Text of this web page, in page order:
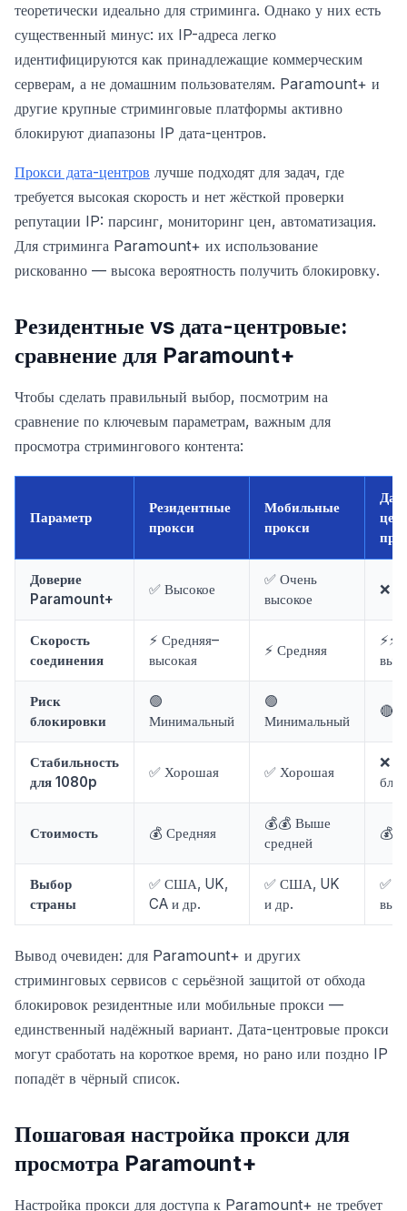
теоретически идеально для стриминга. Однако у них есть
существенный минус: их IP-адреса легко
идентифицируются как принадлежащие коммерческим
серверам, а не домашним пользователям. Paramount+ и
другие крупные стриминговые платформы активно
блокируют диапазоны IP дата-центров.
Прокси дата-центров лучше подходят для задач, где
требуется высокая скорость и нет жёсткой проверки
репутации IP: парсинг, мониторинг цен, автоматизация.
Для стриминга Paramount+ их использование
рискованно — высока вероятность получить блокировку.
Резидентные vs дата-центровые:
сравнение для Paramount+
Чтобы сделать правильный выбор, посмотрим на
сравнение по ключевым параметрам, важным для
просмотра стримингового контента:
Параметр
Резидентные
прокси
Мобильные
прокси
Доверие
Paramount+
✅ Высокое
✅ Очень
высокое
❌
Скорость
соединения
⚡ Средняя–
высокая
⚡ Средняя
⚡⚡
Риск
блокировки
🟢
Минимальный
🟢
Минимальный
🔴
Стабильность
для 1080p
✅ Хорошая ✅ Хорошая
❌
Стоимость 💰 Средняя
💰💰 Выше
средней
💰
Выбор
страны
✅ США, UK,
CA и др.
✅ США, UK
и др.
✅
Вывод очевиден: для Paramount+ и других
стриминговых сервисов с серьёзной защитой от обхода
блокировок резидентные или мобильные прокси —
единственный надёжный вариант. Дата-центровые прокси
могут сработать на короткое время, но рано или поздно IP
попадёт в чёрный список.
Пошаговая настройка прокси для
просмотра Paramount+
Настройка прокси для доступа к Paramount+ не требует